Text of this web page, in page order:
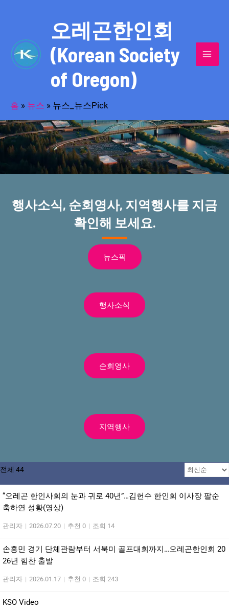
오레곤한인회
(Korean Society
of Oregon)
홈 » 뉴스 » 뉴스_뉴스Pick
반세기의 세월을 품고 동포사회를 섬겨온
오레곤한인회!
행사소식, 순회영사, 지역행사를 지금
확인해 보세요.
뉴스픽
행사소식
순회영사
지역행사
전체 44
“오레곤 한인사회의 눈과 귀로 40년”…김헌수 한인회 이사장 팔순
축하연 성황(영상)
관리자 | 2026.07.20 | 추천 0 | 조회 14
손흥민 경기 단체관람부터 서북미 골프대회까지…오레곤한인회 20
26년 힘찬 출발
관리자 | 2026.01.17 | 추천 0 | 조회 243
KSO Video